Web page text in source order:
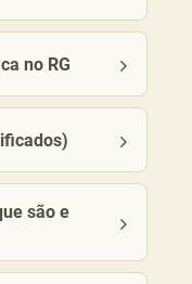
no RG
são e